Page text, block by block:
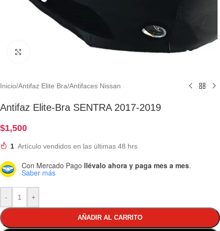
Inicio/Antifaz Elite Bra/Antifaces Nissan
Antifaz Elite-Bra SENTRA 2017-2019
$1,500
1 Artículo vendidos en las últimas 48 hrs
Con Mercado Pago llévalo ahora y paga mes a mes.
Saber más
- +
AÑADIR AL CARRITO